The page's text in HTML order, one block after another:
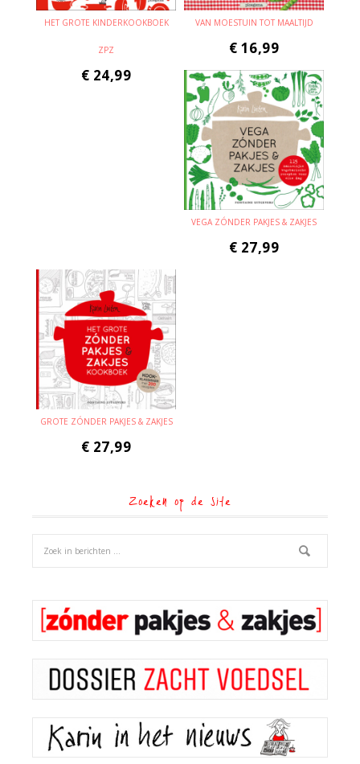
HET GROTE KINDERKOOKBOEK
ZPZ
€ 24,99
VAN MOESTUIN TOT MAALTIJD
€ 16,99
VEGA ZÓNDER PAKJES & ZAKJES
€ 27,99
GROTE ZÓNDER PAKJES & ZAKJES
€ 27,99
Zoeken op de site